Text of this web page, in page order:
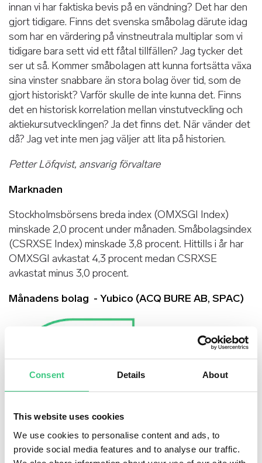
Consent Details About
This website uses cookies
We use cookies to personalise content and ads, to
provide social media features and to analyse our traffic.
innan vi har faktiska bevis på en vändning? Det har den
gjort tidigare. Finns det svenska småbolag därute idag
som har en värdering på vinstneutrala multiplar som vi
tidigare bara sett vid ett fåtal tillfällen? Jag tycker det
ser ut så. Kommer småbolagen att kunna fortsätta växa
sina vinster snabbare än stora bolag över tid, som de
gjort historiskt? Varför skulle de inte kunna det. Finns
det en historisk korrelation mellan vinstutveckling och
aktiekursutvecklingen? Ja det finns det. När vänder det
då? Jag vet inte men jag väljer att lita på historien.
Petter Löfqvist, ansvarig förvaltare
Marknaden
Stockholmsbörsens breda index (OMXSGI Index)
minskade 2,0 procent under månaden. Småbolagsindex
(CSRXSE Index) minskade 3,8 procent. Hittills i år har
OMXSGI avkastat 4,3 procent medan CSRXSE
avkastat minus 3,0 procent.
Månadens bolag - Yubico (ACQ BURE AB, SPAC)